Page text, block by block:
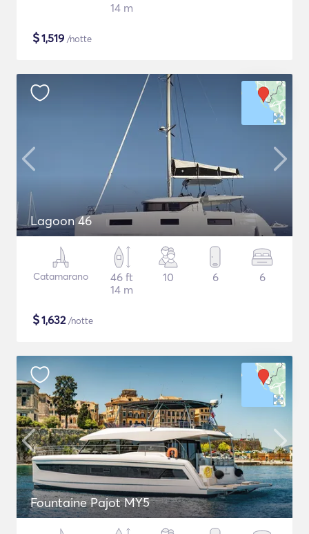
14 m
$1,519 /notte
Lagoon 46
Catamarano
46 ft
14 m
10 6 6
$1,632/notte
Fountaine Pajot MY5